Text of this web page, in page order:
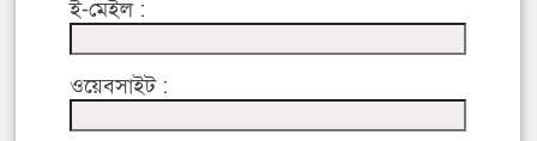
ই-মেইল :
ওয়েবসাইট :